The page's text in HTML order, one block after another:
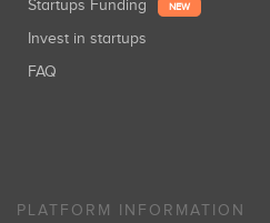
Startups Funding NEW
Invest in startups
FAQ
PLATFORM INFORMATION